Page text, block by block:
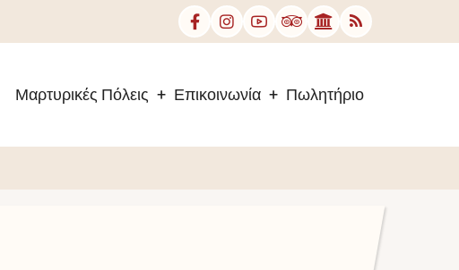
Μαρτυρικές Πόλεις Επικοινωνία Πωλητήριο